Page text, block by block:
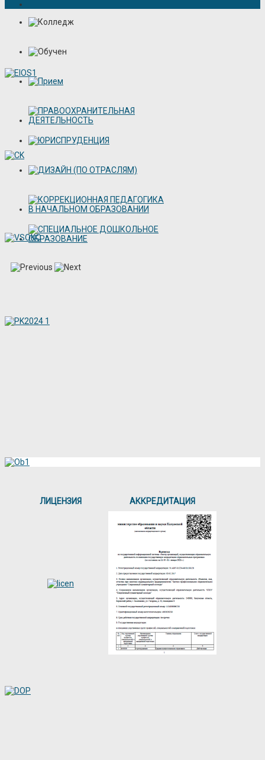
ЛИЦЕНЗИЯ АККРЕДИТАЦИЯ